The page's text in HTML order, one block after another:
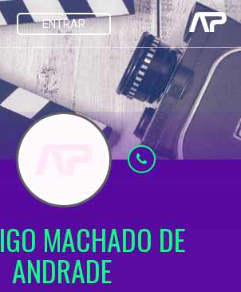
ENTRAR
MACHADO DE
ANDRADE